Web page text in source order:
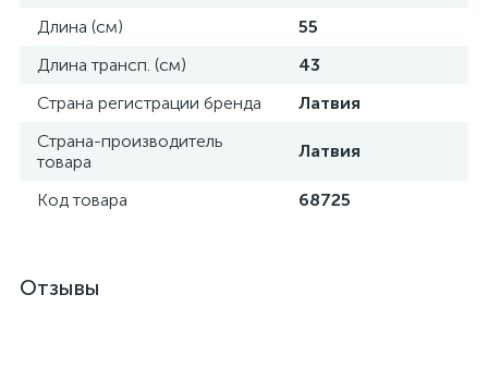
Длина (см)
55
Длина трансп. (см)
43
Страна регистрации бренда
Латвия
Страна-производитель
товара
Латвия
Код товара 68725
Отзывы